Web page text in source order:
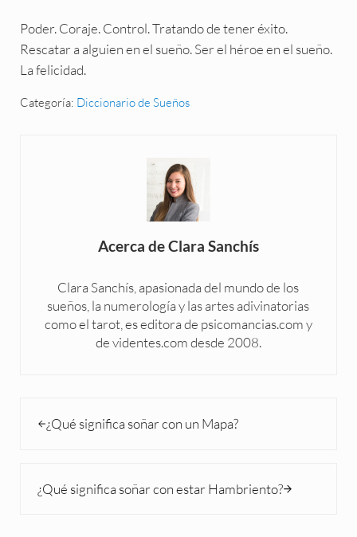
Poder. Coraje. Control. Tratando de tener éxito.
Rescatar a alguien en el sueño. Ser el héroe en el sueño.
La felicidad.
Categoría: Diccionario de Sueños
Acerca deClara Sanchís
Clara Sanchís, apasionada del mundo de los
sueños, la numerología y las artes adivinatorias
como el tarot, es editora de psicomancias.com y
de videntes.com desde 2008.
¿Qué significa soñar con un Mapa?
¿Qué significa soñar con estar Hambriento?